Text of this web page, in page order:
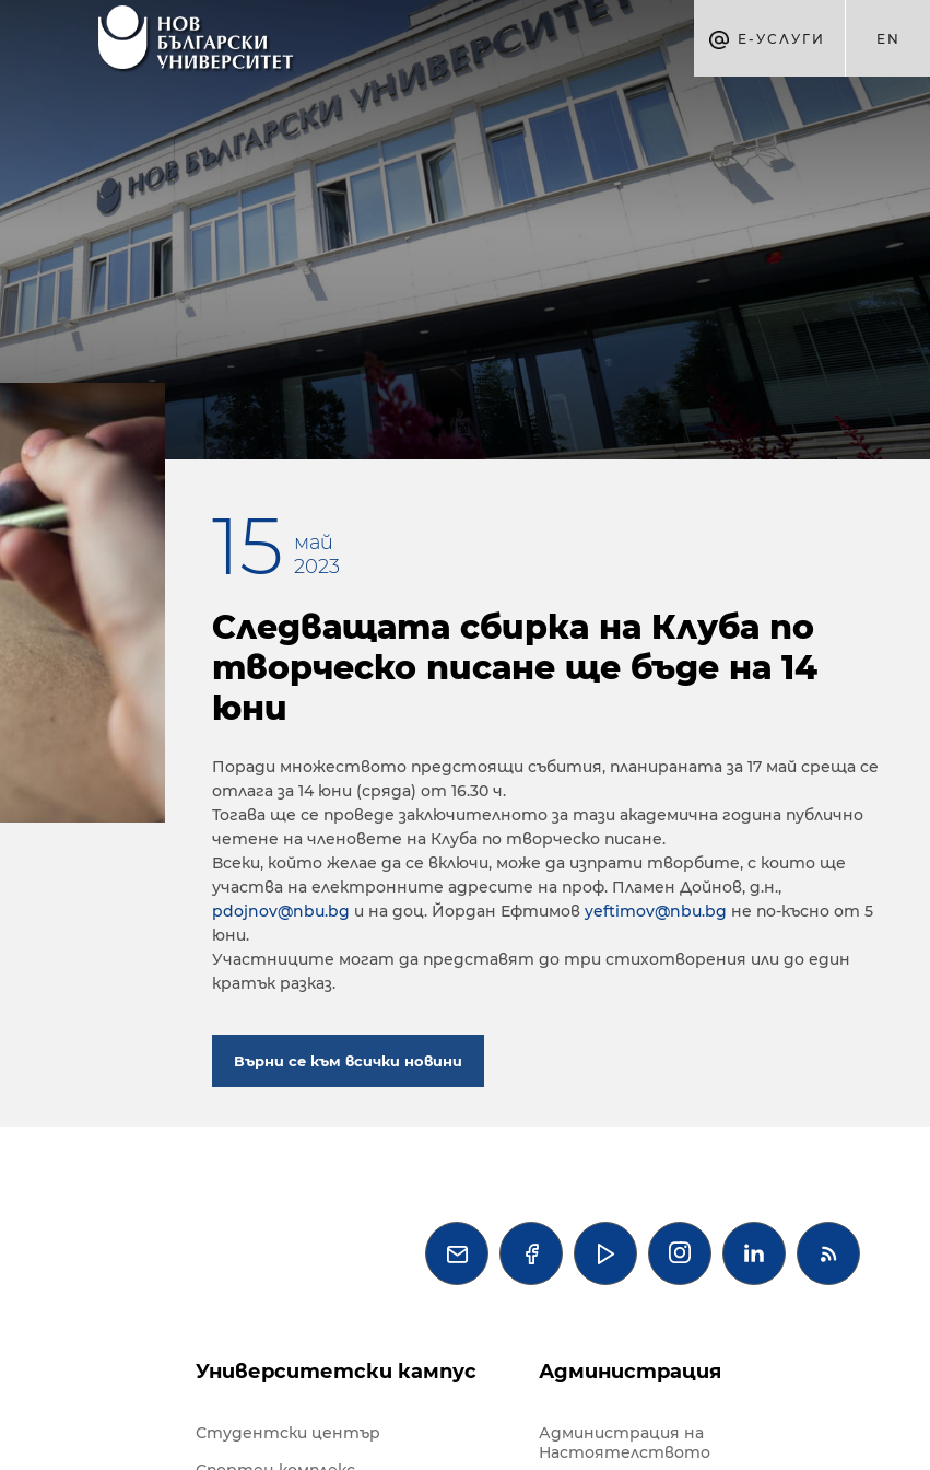
Е-УСЛУГИ EN
15
май
2023
Следващата сбирка на Клуба по
творческо писане ще бъде на 14
юни
Поради множеството предстоящи събития, планираната за 17 май среща се
отлага за 14 юни (сряда) от 16.30 ч.
Тогава ще се проведе заключителното за тази академична година публично
четене на членовете на Клуба по творческо писане.
Всеки, който желае да се включи, може да изпрати творбите, с които ще
участва на електронните адресите на проф. Пламен Дойнов, д.н.,
pdojnov@nbu.bg и на доц. Йордан Ефтимов yeftimov@nbu.bg не по-късно от 5
юни.
Участниците могат да представят до три стихотворения или до един
кратък разказ.
Върни се към всички новини
   
Университетски кампус Администрация
Студентски център
Администрация на
Настоятелството